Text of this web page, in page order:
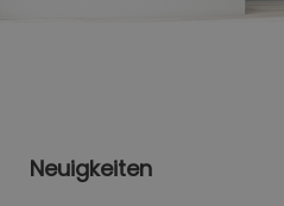
Neuigkeiten